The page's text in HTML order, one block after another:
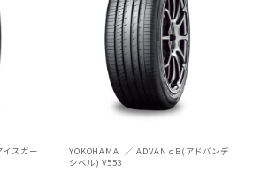
スガー
YOKOHAMA
ADVAN dB(アドバンデ
シベル) V553